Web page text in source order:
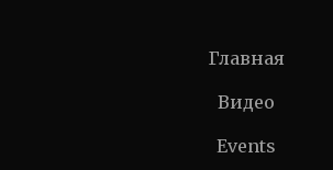
Главная
Видео
Events